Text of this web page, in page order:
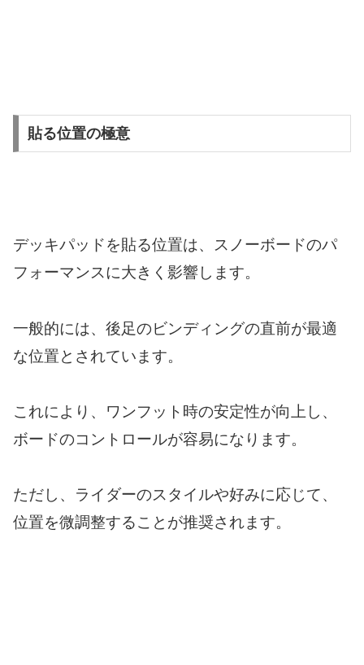
貼る位置の極意
デッキパッドを貼る位置は、スノーボードのパ
フォーマンスに大きく影響します。
一般的には、後足のビンディングの直前が最適
な位置とされています。
これにより、ワンフット時の安定性が向上し、
ボードのコントロールが容易になります。
ただし、ライダーのスタイルや好みに応じて、
位置を微調整することが推奨されます。